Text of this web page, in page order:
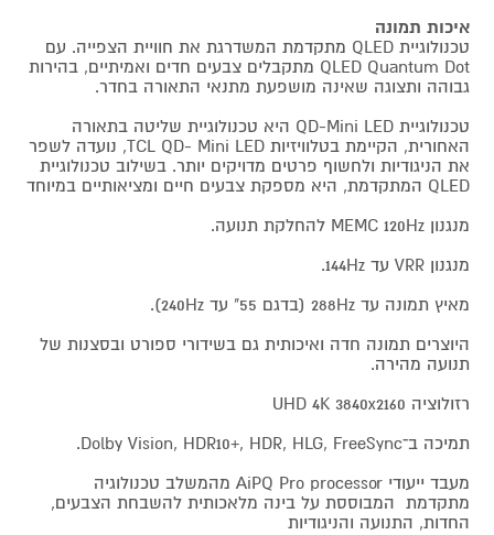
איכות תמונה
טכנולוגיית QLED מתקדמת המשדרגת את חוויית הצפייה. עם
QLED Quantum Dot מתקבלים צבעים חדים ואמיתיים, בהירות
גבוהה ותצוגה שאינה מושפעת מתנאי התאורה בחדר.
טכנולוגיית QD-Mini LED היא טכנולוגיית שליטה בתאורה
האחורית, הקיימת בטלוויזיות TCL QD- Mini LED, נועדה לשפר
את הניגודיות ולחשוף פרטים מדויקים יותר. בשילוב טכנולוגיית
QLED המתקדמת, היא מספקת צבעים חיים ומציאותיים במיוחד
מנגנון MEMC 120Hz להחלקת תנועה.
מנגנון VRR עד 144Hz.
מאיץ תמונה עד 288Hz (בדגם 55" עד 240Hz).
היוצרים תמונה חדה ואיכותית גם בשידורי ספורט ובסצנות של
תנועה מהירה.
רזולוציה UHD 4K 3840x2160
תמיכה ב־Dolby Vision, HDR10+, HDR, HLG, FreeSync.
מעבד ייעודי AiPQ Pro processor מהמשלב טכנולוגיה
מתקדמת המבוססת על בינה מלאכותית להשבחת הצבעים,
החדות, התנועה והניגודיות